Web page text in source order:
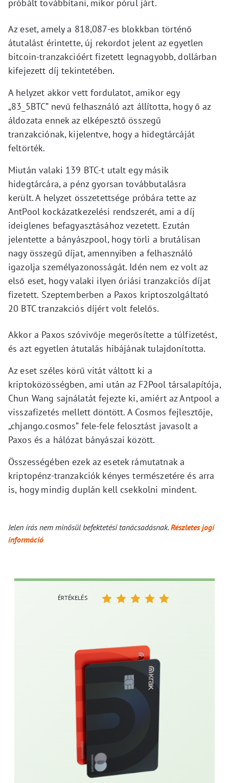
próbált továbbítani, mikor pórul járt.
Az eset, amely a 818,087-es blokkban történő
átutalást érintette, új rekordot jelent az egyetlen
bitcoin-tranzakcióért fizetett legnagyobb, dollárban
kifejezett díj tekintetében.
A helyzet akkor vett fordulatot, amikor egy
„83_5BTC” nevű felhasználó azt állította, hogy ő az
áldozata ennek az elképesztő összegű
tranzakciónak, kijelentve, hogy a hidegtárcáját
feltörték.
Miután valaki 139 BTC-t utalt egy másik
hidegtárcára, a pénz gyorsan továbbutalásra
került. A helyzet összetettsége próbára tette az
AntPool kockázatkezelési rendszerét, ami a díj
ideiglenes befagyasztásához vezetett. Ezután
jelentette a bányászpool, hogy törli a brutálisan
nagy összegű díjat, amennyiben a felhasználó
igazolja személyazonosságát. Idén nem ez volt az
első eset, hogy valaki ilyen óriási tranzakciós díjat
fizetett. Szeptemberben a Paxos kriptoszolgáltató
20 BTC tranzakciós díjért volt felelős.
Akkor a Paxos szóvivője megerősítette a túlfizetést,
és azt egyetlen átutalás hibájának tulajdonította.
Az eset széles körű vitát váltott ki a
kriptoközösségben, ami után az F2Pool társalapítója,
Chun Wang sajnálatát fejezte ki, amiért az Antpool a
visszafizetés mellett döntött. A Cosmos fejlesztője,
„chjango.cosmos” fele-fele felosztást javasolt a
Paxos és a hálózat bányászai között.
Összességében ezek az esetek rámutatnak a
kriptopénz-tranzakciók kényes természetére és arra
is, hogy mindig duplán kell csekkolni mindent.
Jelen írás nem minősül befektetési tanácsadásnak.Részletes jogi
információ
ÉRTÉKELÉS